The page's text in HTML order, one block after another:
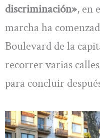
discriminación», en
marcha ha
Boulevard de la
recorrer varias
para concluir